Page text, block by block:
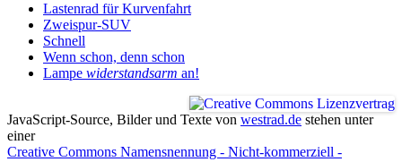
Lastenrad für Kurvenfahrt
Zweispur-SUV
Schnell
Wenn schon, denn schon
Lampe widerstandsarm an!
JavaScript-Source, Bilder und Texte von westrad.de stehen unter
einer
Creative Commons Namensnennung - Nicht-kommerziell -